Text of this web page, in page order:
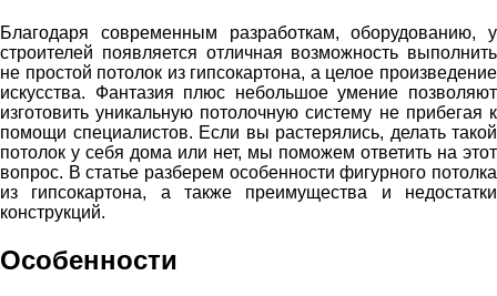
Благодаря современным разработкам, оборудованию, у
строителей появляется отличная возможность выполнить
не простой потолок из гипсокартона, а целое произведение
искусства. Фантазия плюс небольшое умение позволяют
изготовить уникальную потолочную систему не прибегая к
помощи специалистов. Если вы растерялись, делать такой
потолок у себя дома или нет, мы поможем ответить на этот
вопрос. В статье разберем особенности фигурного потолка
из гипсокартона, а также преимущества и недостатки
конструкций.
Особенности